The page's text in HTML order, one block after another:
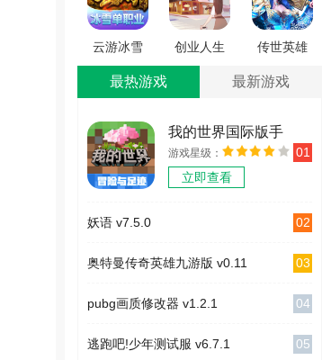
V1.0
云游冰雪
游戏纯净
最新版
创业人生
梦直装游
传世英雄
最热游戏 最新游戏
我的世界国际版手
机版
v2.12.5.246529
游戏星级：
立即查看
01
妖语 v7.5.0 02
奥特曼传奇英雄九游版 v0.11 03
pubg画质修改器 v1.2.1 04
逃跑吧!少年测试服 v6.7.1 05